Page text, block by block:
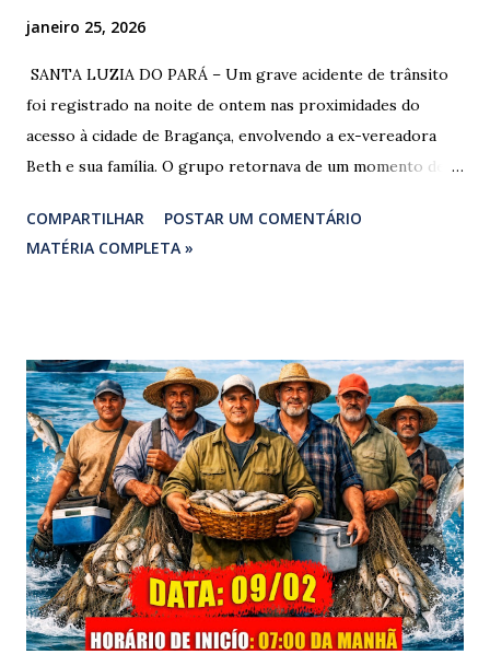
janeiro 25, 2026
​ SANTA LUZIA DO PARÁ – Um grave acidente de trânsito
foi registrado na noite de ontem nas proximidades do
acesso à cidade de Bragança, envolvendo a ex-vereadora
Beth e sua família. O grupo retornava de um momento de
vereadora e irmão dos ex-vereadores de Bragança, Mauro
Rodrigues e Zeca Rodrigues , estava voltando do
família foi atingido por uma caminhonete. O condutor da
mesma apresentava sinais visíveis de embriaguez, e
diversas latas de bebidas alcoólicas foram avistadas no
interior do veículo. O motorista, identificado por
moradores locais como irmão do vereador "Neguinho do
Coco", de Santa Luzia do Pará, evadiu-se do local sem
prestar assistência às vítimas. ​Atendimento e Danos ​A
Polícia Rodoviária Federal (PRF) foi acionada para atender a
ocorrênc...
COMPARTILHAR
POSTAR UM COMENTÁRIO
MATÉRIA COMPLETA »